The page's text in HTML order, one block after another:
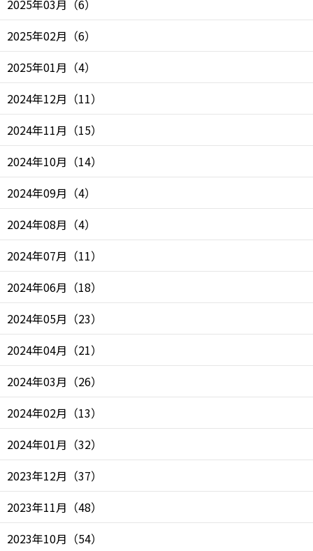
2025年03月 （6）
2025年02月 （6）
2025年01月 （4）
2024年12月 （11）
2024年11月 （15）
2024年10月 （14）
2024年09月 （4）
2024年08月 （4）
2024年07月 （11）
2024年06月 （18）
2024年05月 （23）
2024年04月 （21）
2024年03月 （26）
2024年02月 （13）
2024年01月 （32）
2023年12月 （37）
2023年11月 （48）
2023年10月 （54）